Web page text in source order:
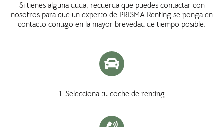
Si tienes alguna duda, recuerda que puedes contactar con
nosotros para que un experto de PRISMA Renting se ponga en
contacto contigo en la mayor brevedad de tiempo posible.
1. Selecciona tu coche de renting